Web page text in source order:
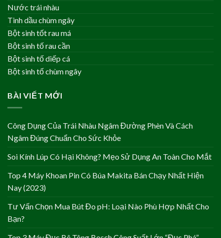
Nước trái nhàu
Tinh dầu chùm ngây
Bột sinh tốt rau má
Bột sinh tố rau cần
Bột sinh tố diếp cá
Bột sinh tố chùm ngây
BÀI VIẾT MỚI
Công Dụng Của Trái Nhàu Ngâm Đường Phèn Và Cách
Ngâm Đúng Chuẩn Cho Sức Khỏe
Soi Kính Lúp Có Hại Không? Mẹo Sử Dụng An Toàn Cho Mắt
Top 4 Máy Khoan Pin Có Búa Makita Bán Chạy Nhất Hiện
Nay (2023)
Tư Vấn Chọn Mua Bút Đo pH: Loại Nào Phù Hợp Nhất Cho
Bạn?